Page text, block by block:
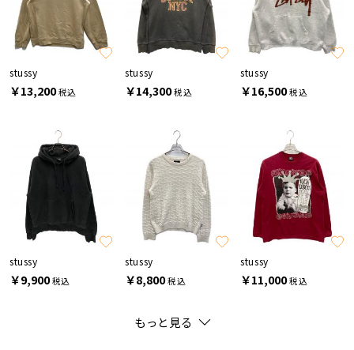
stussy
￥13,200税込
stussy
￥14,300税込
stussy
￥16,500税込
stussy
￥9,900税込
stussy
￥8,800税込
stussy
￥11,000税込
もっと見る